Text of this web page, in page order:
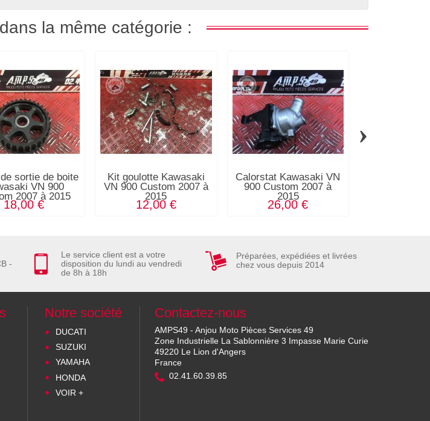
la même catégorie :
sortie de boite
VN 900
2007 à 2015
18,00 €
Kit goulotte Kawasaki
VN 900 Custom 2007 à
2015
12,00 €
Calorstat Kawasaki VN
900 Custom 2007 à
2015
26,00 €
›
-
Le service client est a votre
disposition du lundi au vendredi
de 8h à 18h
Préparées, expédiées et livrées
chez vous depuis 2014
Notre société
DUCATI
SUZUKI
YAMAHA
HONDA
VOIR +
Contactez-nous
AMPS49 - Anjou Moto Pièces Services 49
Zone Industrielle La Sablonnière 3 Impasse Marie Curie
49220 Le Lion d'Angers
France
02.41.60.39.85